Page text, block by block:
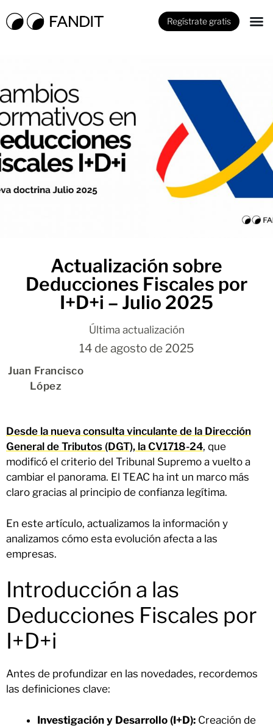
Regístrate gratis
Actualización sobre
Deducciones Fiscales por
I+D+i – Julio 2025
Última actualización
14 de agosto de 2025
Juan Francisco
López
Desde la nueva consulta vinculante de la Dirección
General de Tributos (DGT), la CV1718-24, que
modificó el criterio del Tribunal Supremo a vuelto a
cambiar el panorama. El TEAC ha int un marco más
claro gracias al principio de confianza legítima.
En este artículo, actualizamos la información y
analizamos cómo esta evolución afecta a las
empresas.
Introducción a las
Deducciones Fiscales por
I+D+i
Antes de profundizar en las novedades, recordemos
las definiciones clave:
Investigación y Desarrollo (I+D): Creación de